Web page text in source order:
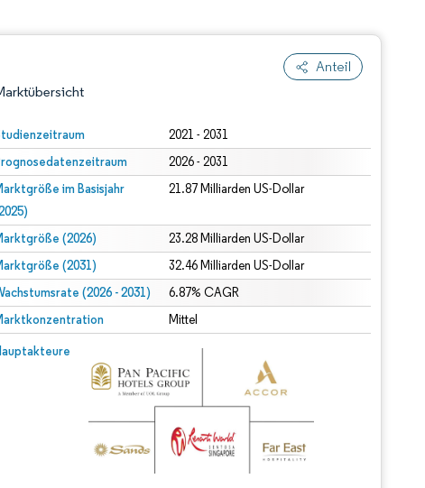
Anteil
2021 - 2031
2026 - 2031
im Basisjahr
21.87 Milliarden US-Dollar
(2026) 23.28 Milliarden US-Dollar
(2031) 32.46 Milliarden US-Dollar
(2026 - 2031) 6.87% CAGR
Mittel
© Mordor Intelligence. Wiederverwendung erfordert Namensnennung gemäß CC BY 4.0.
Namensnennung gemäß CC BY 4.0.